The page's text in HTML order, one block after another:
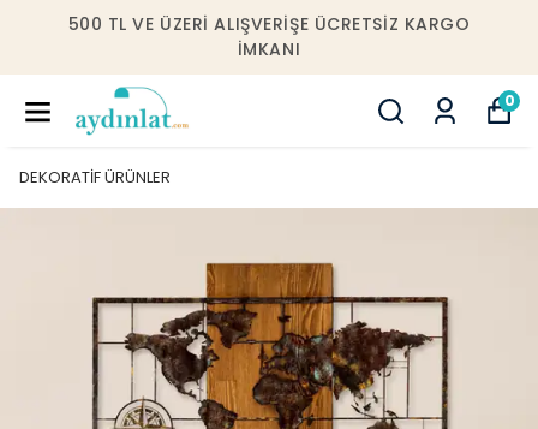
ALIŞVERIŞE ÜCRETSIZ KARGO
10000 TL
0
DEKORATİF ÜRÜNLER